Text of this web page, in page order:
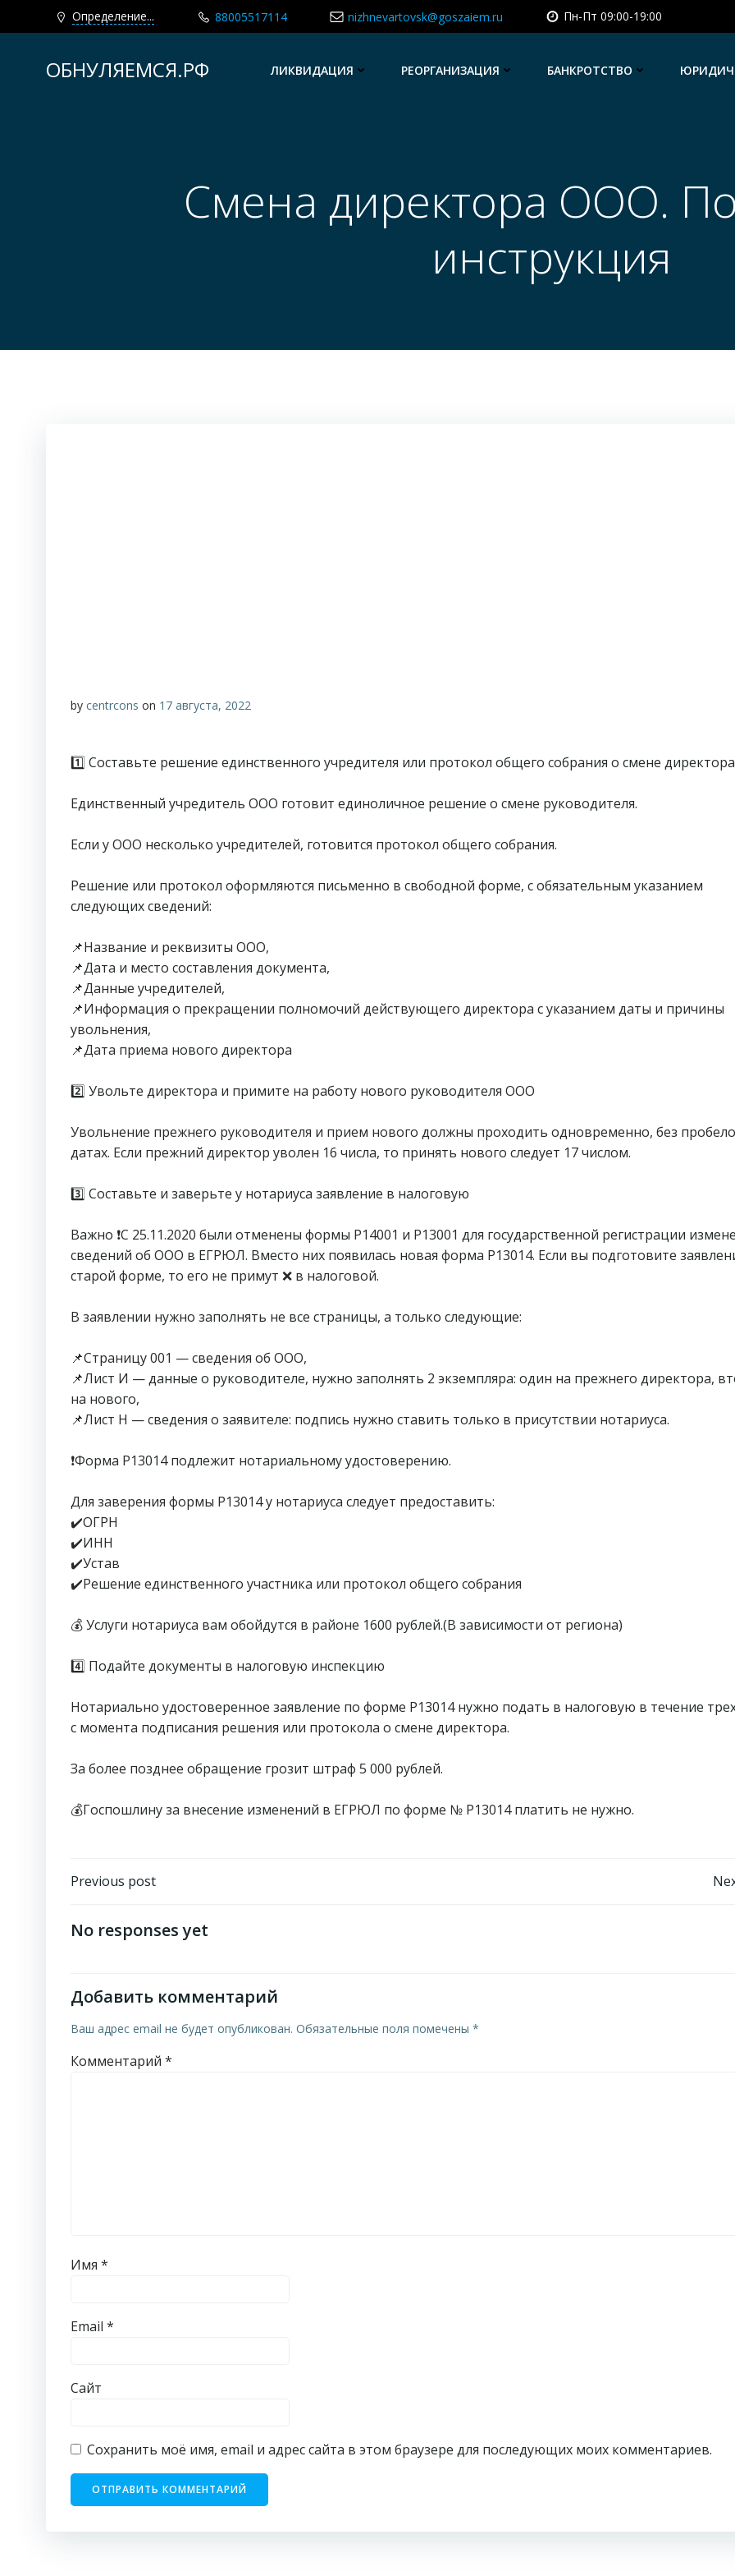
Определение... 88005517114 nizhnevartovsk@goszaiem.ru Пн-Пт 09:00-19:00
содержимомуОБНУЛЯЕМСЯ.РФ ЛИКВИДАЦИЯ РЕОРГАНИЗАЦИЯ БАНКРОТСТВО
Смена директора ООО.
инструкция
by centrcons on 17 августа, 2022
1️⃣ Составьте решение единственного учредителя или протокол общего собрания о смене
Единственный учредитель ООО готовит единоличное решение о смене руководителя.
Если у ООО несколько учредителей, готовится протокол общего собрания.
Решение или протокол оформляются письменно в свободной форме, с обязательным указанием
следующих сведений:
📌Название и реквизиты ООО,
📌Дата и место составления документа,
📌Данные учредителей,
📌Информация о прекращении полномочий действующего директора с указанием даты и причины
увольнения,
📌Дата приема нового директора
2️⃣ Увольте директора и примите на работу нового руководителя ООО
Увольнение прежнего руководителя и прием нового должны проходить одновременно, без
датах. Если прежний директор уволен 16 числа, то принять нового следует 17 числом.
3️⃣ Составьте и заверьте у нотариуса заявление в налоговую
Важно ❗️С 25.11.2020 были отменены формы Р14001 и Р13001 для государственной регистрации
сведений об ООО в ЕГРЮЛ. Вместо них появилась новая форма Р13014. Если вы подготовите
старой форме, то его не примут ❌ в налоговой.
В заявлении нужно заполнять не все страницы, а только следующие:
📌Страницу 001 — сведения об ООО,
📌Лист И — данные о руководителе, нужно заполнять 2 экземпляра: один на прежнего директора,
на нового,
📌Лист Н — сведения о заявителе: подпись нужно ставить только в присутствии нотариуса.
❗️Форма Р13014 подлежит нотариальному удостоверению.
Для заверения формы Р13014 у нотариуса следует предоставить:
✔️ОГРН
✔️ИНН
✔️Устав
✔️Решение единственного участника или протокол общего собрания
💰 Услуги нотариуса вам обойдутся в районе 1600 рублей.(В зависимости от региона)
4️⃣ Подайте документы в налоговую инспекцию
Нотариально удостоверенное заявление по форме Р13014 нужно подать в налоговую в течение
с момента подписания решения или протокола о смене директора.
За более позднее обращение грозит штраф 5 000 рублей.
💰Госпошлину за внесение изменений в ЕГРЮЛ по форме № Р13014 платить не нужно.
Навигация
по
Previous post
No responses yet
Добавить комментарий
Ваш адрес email не будет опубликован. Обязательные поля помечены *
Комментарий *
Имя *
Email *
Сайт
Сохранить моё имя, email и адрес сайта в этом браузере для последующих моих комментариев.